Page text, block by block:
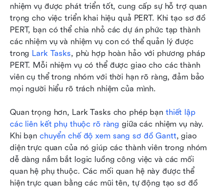
nhiệm vụ được phát triển tốt, cung cấp sự hỗ trợ quan
trọng cho việc triển khai hiệu quả PERT. Khi tạo sơ đồ
PERT, bạn có thể chia nhỏ các dự án phức tạp thành
các nhiệm vụ và nhiệm vụ con có thể quản lý được
trong Lark Tasks, phù hợp hoàn hảo với phương pháp
PERT. Mỗi nhiệm vụ có thể được giao cho các thành
viên cụ thể trong nhóm với thời hạn rõ ràng, đảm bảo
mọi người hiểu rõ trách nhiệm của mình.
Quan trọng hơn, Lark Tasks cho phép bạn thiết lập
các liên kết phụ thuộc rõ ràng giữa các nhiệm vụ này.
Khi bạn chuyển chế độ xem sang sơ đồ Gantt, giao
diện trực quan của nó giúp các thành viên trong nhóm
dễ dàng nắm bắt logic luồng công việc và các mối
quan hệ phụ thuộc. Các mối quan hệ này được thể
hiện trực quan bằng các mũi tên, tự động tạo sơ đồ